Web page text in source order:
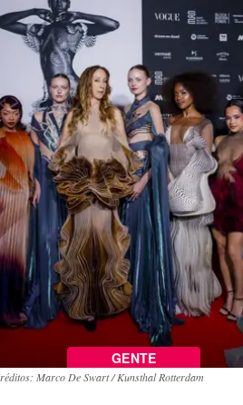
GENTE
Marco De Swart / Kunsthal Rotterdam